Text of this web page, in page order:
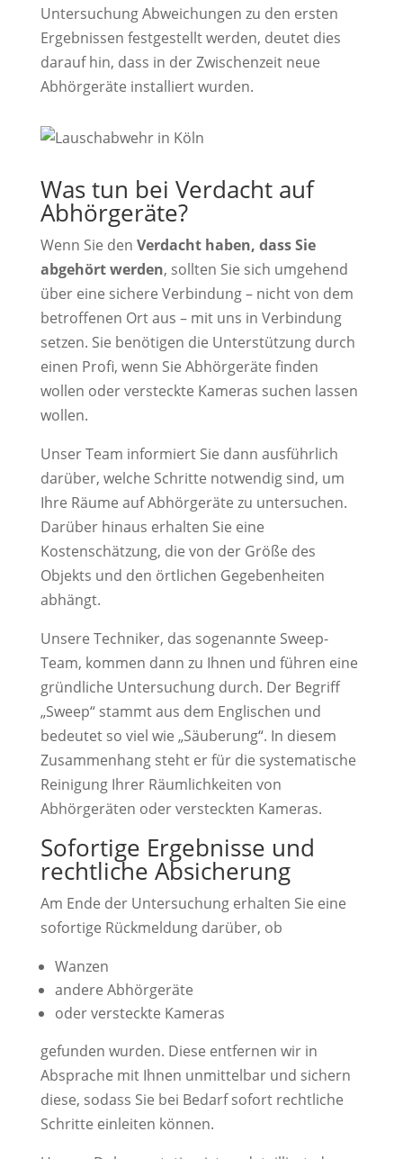
Untersuchung Abweichungen zu den ersten
Ergebnissen festgestellt werden, deutet dies
darauf hin, dass in der Zwischenzeit neue
Abhörgeräte installiert wurden.
Was tun bei Verdacht auf
Abhörgeräte?
Wenn Sie den Verdacht haben, dass Sie
abgehört werden, sollten Sie sich umgehend
über eine sichere Verbindung – nicht von dem
betroffenen Ort aus – mit uns in Verbindung
setzen. Sie benötigen die Unterstützung durch
einen Profi, wenn Sie Abhörgeräte finden
wollen oder versteckte Kameras suchen lassen
wollen.
Unser Team informiert Sie dann ausführlich
darüber, welche Schritte notwendig sind, um
Ihre Räume auf Abhörgeräte zu untersuchen.
Darüber hinaus erhalten Sie eine
Kostenschätzung, die von der Größe des
Objekts und den örtlichen Gegebenheiten
abhängt.
Unsere Techniker, das sogenannte Sweep-
Team, kommen dann zu Ihnen und führen eine
gründliche Untersuchung durch. Der Begriff
„Sweep“ stammt aus dem Englischen und
bedeutet so viel wie „Säuberung“. In diesem
Zusammenhang steht er für die systematische
Reinigung Ihrer Räumlichkeiten von
Abhörgeräten oder versteckten Kameras.
Sofortige Ergebnisse und
rechtliche Absicherung
Am Ende der Untersuchung erhalten Sie eine
sofortige Rückmeldung darüber, ob
Wanzen
andere Abhörgeräte
oder versteckte Kameras
gefunden wurden. Diese entfernen wir in
Absprache mit Ihnen unmittelbar und sichern
diese, sodass Sie bei Bedarf sofort rechtliche
Schritte einleiten können.